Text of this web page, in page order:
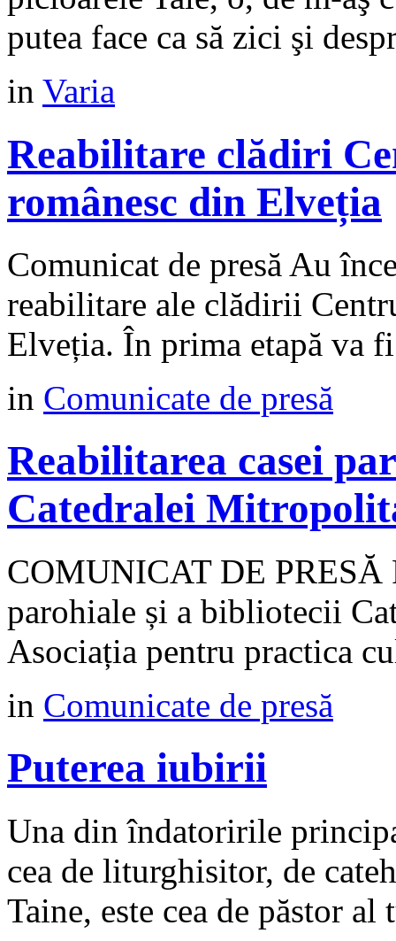
putea face ca să zici şi
in Varia
Reabilitare clădiri
românesc din Elveția
Comunicat de presă Au
reabilitare ale clădirii
Elveția. În prima etapă va
in Comunicate de presă
Reabilitarea casei
Catedralei
COMUNICAT DE PRESĂ
parohiale și a bibliotecii
Asociația pentru practica
in Comunicate de presă
Puterea iubirii
Una din îndatoririle
cea de liturghisitor, de
Taine, este cea de păstor al